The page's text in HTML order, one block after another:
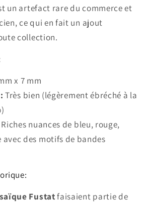
un artefact rare du commerce et
ce qui en fait un ajout
collection.
x 7 mm
Très bien (légèrement ébréché à la
Riches nuances de bleu, rouge,
des motifs de bandes
Fustatfaisaient partie de